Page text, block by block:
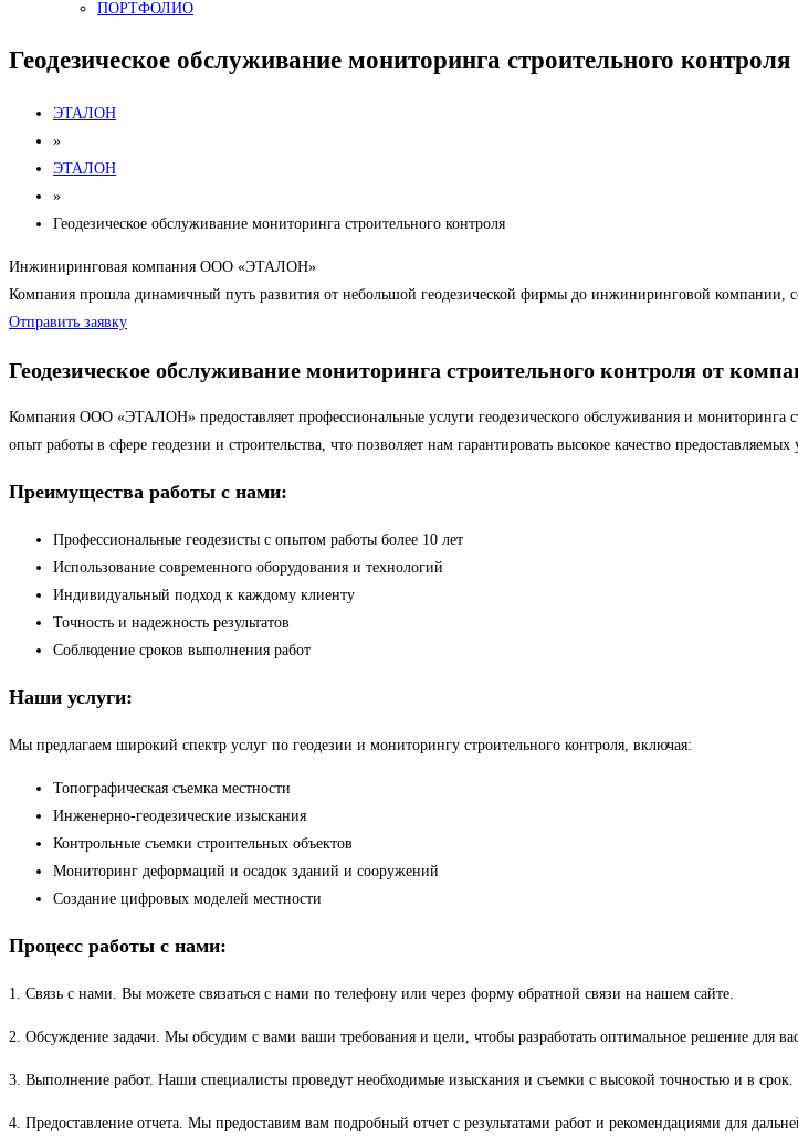
ПОРТФОЛИО
Геодезическое обслуживание мониторинга строительного контроля
ЭТАЛОН
»
ЭТАЛОН
»
Геодезическое обслуживание мониторинга строительного контроля
Инжиниринговая компания ООО «ЭТАЛОН»
Компания прошла динамичный путь развития от небольшой геодезической фирмы до инжиниринговой
Отправить заявку
Геодезическое обслуживание мониторинга строительного контроля от
Компания ООО «ЭТАЛОН» предоставляет профессиональные услуги геодезического обслуживания и мониторинга
опыт работы в сфере геодезии и строительства, что позволяет нам гарантировать высокое качество предоставляемых
Преимущества работы с нами:
Профессиональные геодезисты с опытом работы более 10 лет
Использование современного оборудования и технологий
Индивидуальный подход к каждому клиенту
Точность и надежность результатов
Соблюдение сроков выполнения работ
Наши услуги:
Мы предлагаем широкий спектр услуг по геодезии и мониторингу строительного контроля, включая:
Топографическая съемка местности
Инженерно-геодезические изыскания
Контрольные съемки строительных объектов
Мониторинг деформаций и осадок зданий и сооружений
Создание цифровых моделей местности
Процесс работы с нами:
1. Связь с нами. Вы можете связаться с нами по телефону или через форму обратной связи на нашем сайте.
2. Обсуждение задачи. Мы обсудим с вами ваши требования и цели, чтобы разработать оптимальное решение для
3. Выполнение работ. Наши специалисты проведут необходимые изыскания и съемки с высокой точностью и в срок.
4. Предоставление отчета. Мы предоставим вам подробный отчет с результатами работ и рекомендациями для